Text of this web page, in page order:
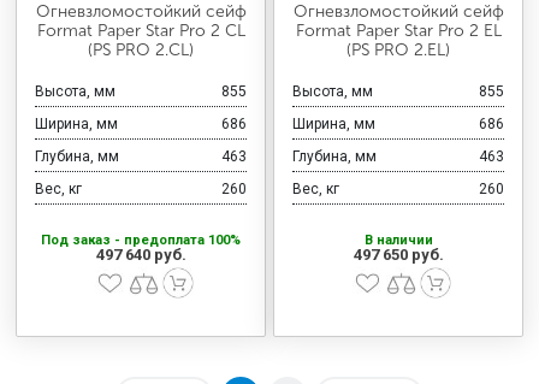
Огневзломостойкий сейф
Format Paper Star Pro 2 CL
(PS PRO 2.CL)
Высота, мм
855
Ширина, мм
686
Глубина, мм
463
Вес, кг
260
Под заказ - предоплата 100%
497 640 руб.
Огневзломостойкий сейф
Format Paper Star Pro 2 EL
(PS PRO 2.EL)
Высота, мм
855
Ширина, мм
686
Глубина, мм
463
Вес, кг
260
В наличии
497 650 руб.